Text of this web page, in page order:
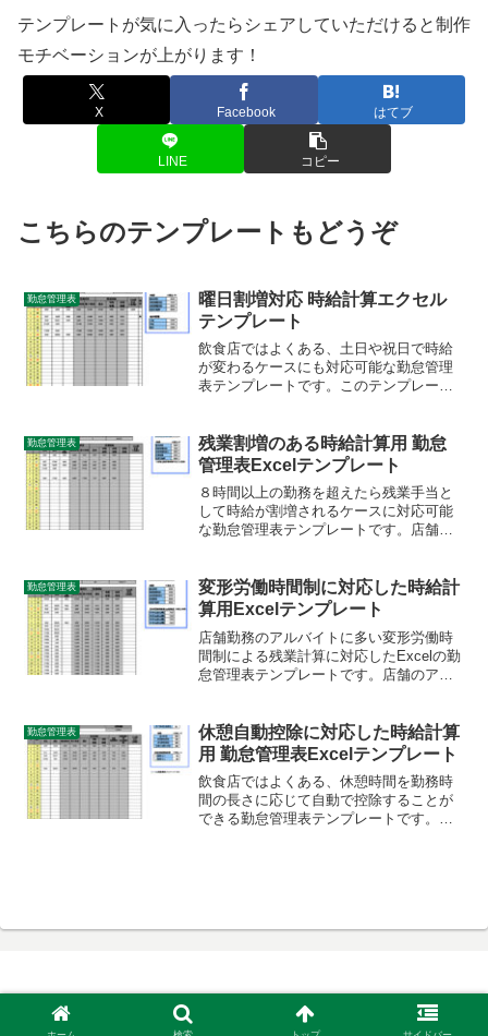
テンプレートが気に入ったらシェアしていただけると制作
モチベーションが上がります！
X Facebook はてブ
LINE コピー
こちらのテンプレートもどうぞ
勤怠管理表
曜日割増対応 時給計算エクセル
テンプレート
飲食店ではよくある、土日や祝日で時給
が変わるケースにも対応可能な勤怠管理
表テンプレートです。このテンプレート
計算に特化したつくりになっています。
土日祝日の割増に加え、時間帯の割増に
も対応しています。複雑だったタイムカ
ードの計算作業が効率化されます。
勤怠管理表
残業割増のある時給計算用 勤怠
管理表Excelテンプレート
８時間以上の勤務を超えたら残業手当と
して時給が割増されるケースに対応可能
な勤怠管理表テンプレートです。店舗の
ます。
勤怠管理表
変形労働時間制に対応した時給計
算用Excelテンプレート
店舗勤務のアルバイトに多い変形労働時
間制による残業計算に対応したExcelの勤
怠管理表テンプレートです。店舗のアル
す。変形労働時間制とは１か月の総労働
時間に対して残業計算する方法です。
勤怠管理表
休憩自動控除に対応した時給計算
用 勤怠管理表Excelテンプレート
飲食店ではよくある、休憩時間を勤務時
間の長さに応じて自動で控除することが
できる勤怠管理表テンプレートです。店
© 勤怠管理エクセルテンプレート.